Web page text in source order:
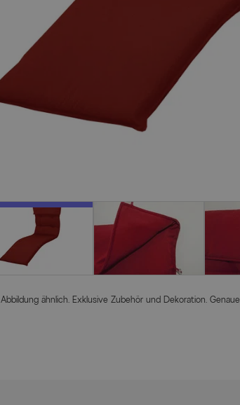
Abbildung ähnlich. Exklusive Zubehör und Dekoration.